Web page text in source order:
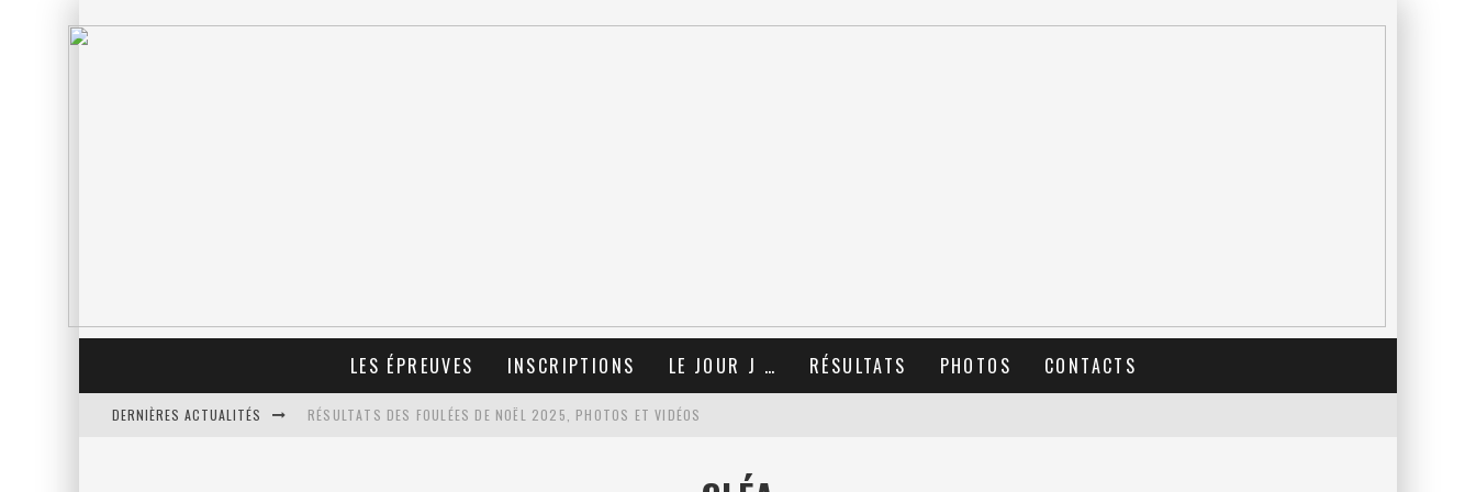
LES ÉPREUVES INSCRIPTIONS LE JOUR J … RÉSULTATS PHOTOS CONTACTS
DERNIÈRES ACTUALITÉS RÉSULTATS DES FOULÉES DE NOËL 2025, PHOTOS ET VIDÉOS